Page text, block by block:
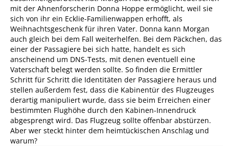
mit der Ahnenforscherin Donna Hoppe ermöglicht, weil sie
sich von ihr ein Ecklie-Familienwappen erhofft, als
Weihnachtsgeschenk für ihren Vater. Donna kann Morgan
auch gleich bei dem Fall weiterhelfen. Bei dem Päckchen, das
einer der Passagiere bei sich hatte, handelt es sich
anscheinend um DNS-Tests, mit denen eventuell eine
Vaterschaft belegt werden sollte. So finden die Ermittler
Schritt für Schritt die Identitäten der Passagiere heraus und
stellen außerdem fest, dass die Kabinentür des Flugzeuges
derartig manipuliert wurde, dass sie beim Erreichen einer
bestimmten Flughöhe durch den Kabinen-Innendruck
abgesprengt wird. Das Flugzeug sollte offenbar abstürzen.
Aber wer steckt hinter dem heimtückischen Anschlag und
warum?